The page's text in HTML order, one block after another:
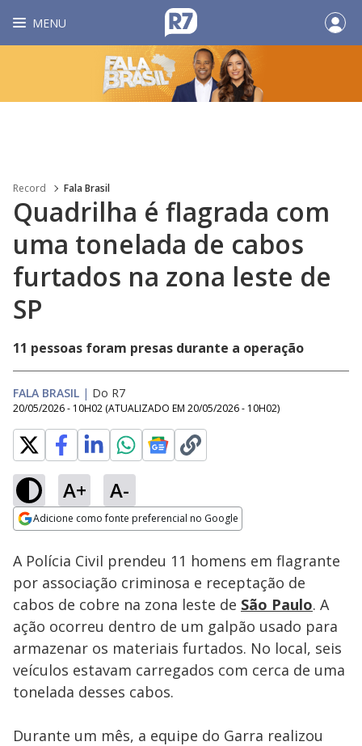
MENU
Record Fala Brasil
Quadrilha é flagrada com
uma tonelada de cabos
furtados na zona leste de
SP
11 pessoas foram presas durante a operação
FALA BRASIL | Do R7
20/05/2026 - 10H02 (ATUALIZADO EM 20/05/2026 - 10H02)
A+ A-
Adicione como fonte preferencial no Google
Ativar
100.00%
A Polícia Civil prendeu 11 homens em flagrante
por associação criminosa e receptação de
cabos de cobre na zona leste de São Paulo. A
ação ocorreu dentro de um galpão usado para
armazenar os materiais furtados. No local, seis
veículos estavam carregados com cerca de uma
tonelada desses cabos.
Durante um mês, a equipe do Garra realizou